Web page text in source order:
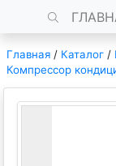
Главная / Каталог /
Компрессор